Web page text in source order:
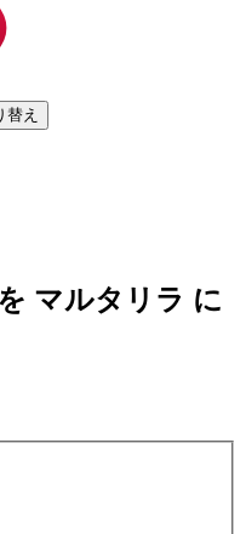
替え
マルタリラ に